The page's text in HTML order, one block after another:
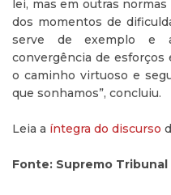
lei, mas em outras
dos momentos de
serve de exemplo e
convergência de esforços
o caminho virtuoso e
que sonhamos”, concluiu.
Leia a íntegra do discurso
Fonte: Supremo Tribunal